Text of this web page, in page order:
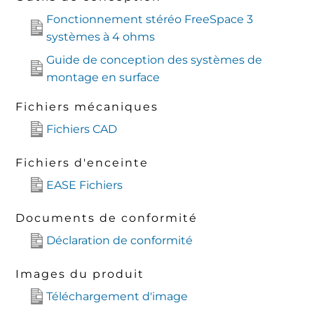
Fonctionnement stéréo FreeSpace 3
systèmes à 4 ohms
Guide de conception des systèmes de
montage en surface
Fichiers mécaniques
Fichiers CAD
Fichiers d'enceinte
EASE Fichiers
Documents de conformité
Déclaration de conformité
Images du produit
Téléchargement d'image